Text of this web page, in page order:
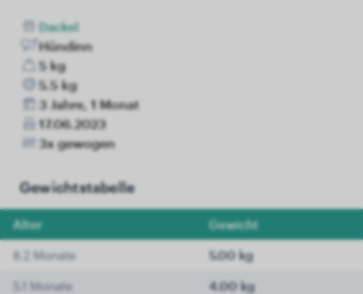
Dackel
Hündinn
5 kg
5.5 kg
3 Jahre, 1 Monat
17.06.2023
3x gewogen
Gewichtstabelle
Alter Gewicht
8.2 Monate 5.00 kg
5.1 Monate 4.00 kg